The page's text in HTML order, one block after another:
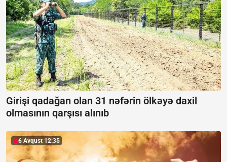
Girişi qadağan olan 31 nəfərin ölkəyə daxil
olmasının qarşısı alınıb
6 Avqust 12:35